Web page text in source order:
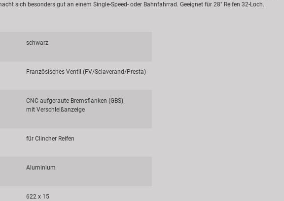
sich besonders gut an einem Single-Speed- oder Bahnfahrrad. Geeignet für 28" Reifen 32-Loch.
schwarz
Französisches Ventil (FV/Sclaverand/Presta)
CNC aufgeraute Bremsflanken (GBS)
mit Verschleißanzeige
für Clincher Reifen
Aluminium
622 x 15